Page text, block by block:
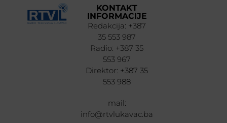
KONTAKT
INFORMACIJE
Redakcija: +387
35 553 987
Radio: +387 35
553 967
Direktor: +387 35
553 988
mail:
info@rtvlukavac.ba